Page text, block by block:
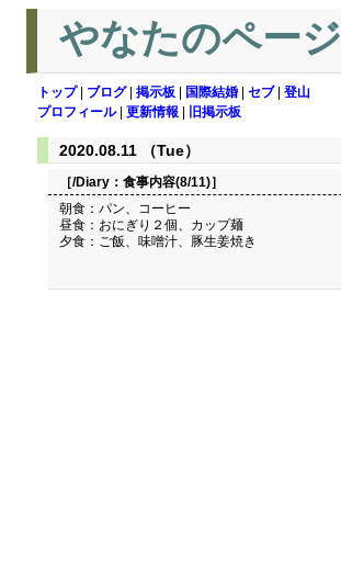
やなたのページ
トップ| ブログ| 掲示板 国際結婚 セブ| 登山
プロフィール| 更新情報 旧掲示板
2020.08.11 （Tue）
［/Diary： 食事内容(8/11)］
朝食：パン、コーヒー
昼食：おにぎり２個、カップ麺
夕食：ご飯、味噌汁、豚生姜焼き